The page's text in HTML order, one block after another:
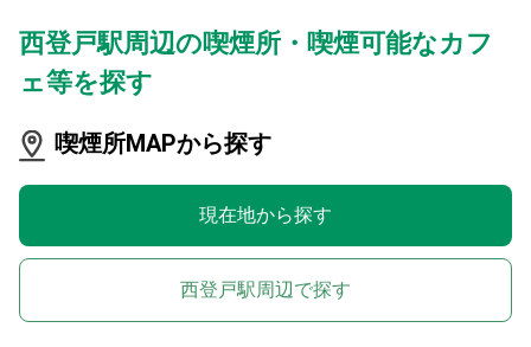
西登戸駅周辺の喫煙所・喫煙可能なカフ
ェ等を探す
喫煙所MAPから探す
現在地から探す
西登戸駅周辺で探す